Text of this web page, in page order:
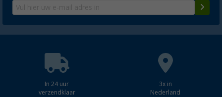
In 24 uur
verzendklaar
3x in
Nederland